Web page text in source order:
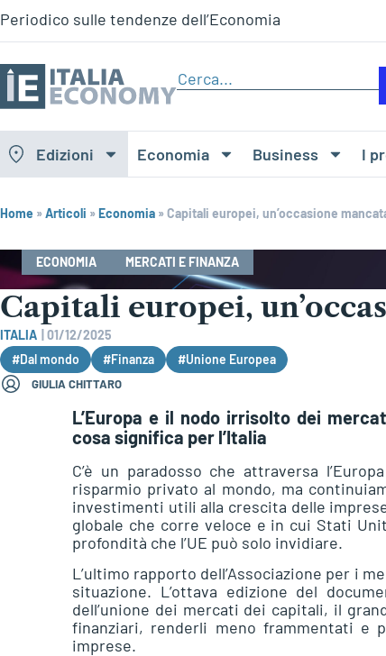
Periodico sulle tendenze dell’Economia
Edizioni Economia Business I
Home »Articoli »Economia »Capitali europei, un’occasione
ECONOMIA MERCATI E FINANZA
Capitali europei,
ITALIA
01/12/2025
#Dal mondo
#Finanza #Unione Europea
GIULIA CHITTARO
L’Europa e il nodo irrisolto dei
cosa significa per l’Italia
C’è un paradosso che attraversa
risparmio privato al mondo, ma
investimenti utili alla crescita delle
globale che corre veloce e in cui Stati
profondità che l’UE può solo invidiare.
L’ultimo rapporto dell’Associazione per i
situazione. L’ottava edizione del
dell’unione dei mercati dei capitali, il
finanziari, renderli meno frammentati e
imprese.